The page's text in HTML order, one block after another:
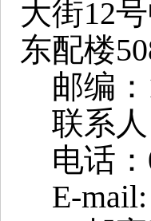
大街12
东配楼
邮编：
联系人
电话：
E-mail: